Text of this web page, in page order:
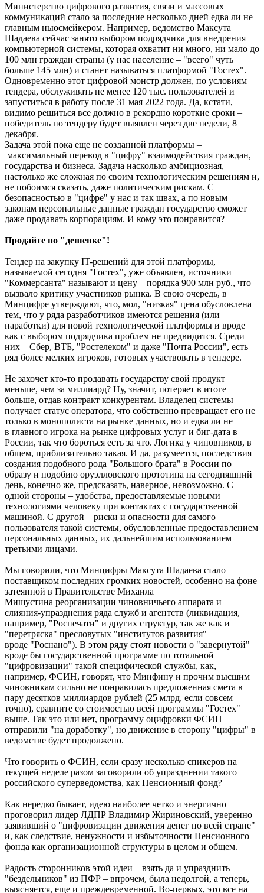
Министерство цифрового развития, связи и массовых
коммуникаций стало за последние несколько дней едва ли не
главным ньюсмейкером. Например, ведомство Максута
Шадаева сейчас занято выбором подрядчика для внедрения
компьютерной системы, которая охватит ни много, ни мало до
100 млн граждан страны (у нас население – "всего" чуть
больше 145 млн) и станет называться платформой "Гостех".
Одновременно этот цифровой монстр должен, по условиям
тендера, обслуживать не менее 120 тыс. пользователей и
запуститься в работу после 31 мая 2022 года. Да, кстати,
видимо решиться все должно в рекордно короткие сроки –
победитель по тендеру будет выявлен через две недели, 8
декабря.
Задача этой пока еще не созданной платформы –
максимальный перевод в "цифру" взаимодействия граждан,
государства и бизнеса. Задача насколько амбициозная,
настолько же сложная по своим технологическим решениям и,
не побоимся сказать, даже политическим рискам. С
безопасностью в "цифре" у нас и так швах, а по новым
законам персональные данные граждан государство сможет
даже продавать корпорациям. И кому это понравится?
Продайте по "дешевке"!
Тендер на закупку IT-решений для этой платформы,
называемой сегодня "Гостех", уже объявлен, источники
"Коммерсанта" называют и цену – порядка 900 млн руб., что
вызвало критику участников рынка. В свою очередь, в
Минцифре утверждают, что, мол, "низкая" цена обусловлена
тем, что у ряда разработчиков имеются решения (или
наработки) для новой технологической платформы и вроде
как с выбором подрядчика проблем не предвидится. Среди
них – Сбер, ВТБ, "Ростелеком" и даже "Почта России", есть
ряд более мелких игроков, готовых участвовать в тендере.
Не захочет кто-то продавать государству свой продукт
меньше, чем за миллиард? Ну, значит, потеряет в итоге
больше, отдав контракт конкурентам. Владелец системы
получает статус оператора, что собственно превращает его не
только в монополиста на рынке данных, но и едва ли не
в главного игрока на рынке цифровых услуг и биг-дата в
России, так что бороться есть за что. Логика у чиновников, в
общем, приблизительно такая. И да, разумеется, последствия
создания подобного рода "Большого брата" в России по
образу и подобию оруэлловского прототипа на сегодняшний
день, конечно же, предсказать, наверное, невозможно. С
одной стороны – удобства, предоставляемые новыми
технологиями человеку при контактах с государственной
машиной. С другой – риски и опасности для самого
пользователя такой системы, обусловленные предоставлением
персональных данных, их дальнейшим использованием
третьими лицами.
Мы говорили, что Минцифры Максута Шадаева стало
поставщиком последних громких новостей, особенно на фоне
затеянной в Правительстве Михаила
Мишустина реорганизации чиновничьего аппарата и
слияния-упразднения ряда служб и агентств (ликвидация,
например, "Роспечати" и других структур, так же как и
"перетряска" пресловутых "институтов развития"
вроде "Роснано"). В этом ряду стоят новости о "завернутой"
вроде бы государственной программе по тотальной
"цифровизации" такой специфической службы, как,
например, ФСИН, говорят, что Минфину и прочим высшим
чиновникам сильно не понравилась предложенная смета в
пару десятков миллиардов рублей (25 млрд, если совсем
точно), сравните со стоимостью всей программы "Гостех"
выше. Так это или нет, программу оцифровки ФСИН
отправили "на доработку", но движение в сторону "цифры" в
ведомстве будет продолжено.
Что говорить о ФСИН, если сразу несколько спикеров на
текущей неделе разом заговорили об упразднении такого
российского суперведомства, как Пенсионный фонд?
Как нередко бывает, идею наиболее четко и энергично
проговорил лидер ЛДПР Владимир Жириновский, уверенно
заявивший о "цифровизации движения денег по всей стране"
и, как следствие, ненужности и избыточности Пенсионного
фонда как организационной структуры в целом и общем.
Радость сторонников этой идеи – взять да и упразднить
"бездельников" из ПФР – впрочем, была недолгой, а теперь,
выясняется, еще и преждевременной. Во-первых, это все на